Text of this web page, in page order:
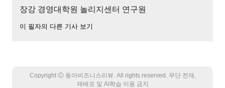
장강 경영대학원 놀리지센터 연구원
이 필자의 다른 기사 보기
Copyright Ⓒ 동아비즈니스리뷰. All rights reserved. 무단 전재,
재배포 및 AI학습 이용 금지